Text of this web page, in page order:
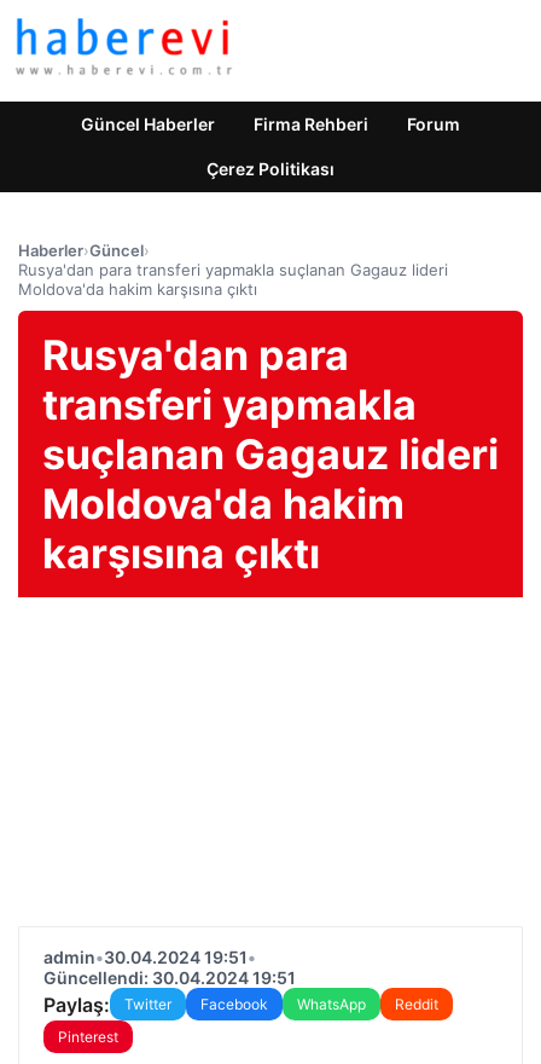
Güncel Haberler Firma Rehberi Forum
Çerez Politikası
Haberler›Güncel›
Rusya'dan para transferi yapmakla suçlanan Gagauz lideri
Moldova'da hakim karşısına çıktı
Rusya'dan para
transferi yapmakla
suçlanan Gagauz lideri
Moldova'da hakim
karşısına çıktı
admin•30.04.2024 19:51•
Güncellendi: 30.04.2024 19:51
Paylaş: Twitter Facebook WhatsApp
Reddit
Pinterest